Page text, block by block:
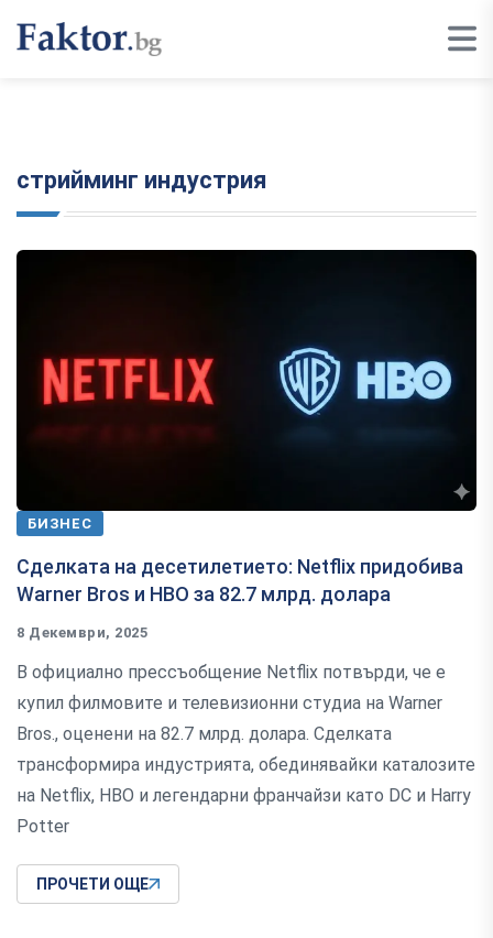
стрийминг индустрия
БИЗНЕС
Сделката на десетилетието: Netflix придобива
Warner Bros и HBO за 82.7 млрд. долара
8 Декември, 2025
В официално прессъобщение Netflix потвърди, че е
купил филмовите и телевизионни студиа на Warner
Bros., оценени на 82.7 млрд. долара. Сделката
трансформира индустрията, обединявайки каталозите
на Netflix, HBO и легендарни франчайзи като DC и Harry
Potter
ПРОЧЕТИ ОЩЕ